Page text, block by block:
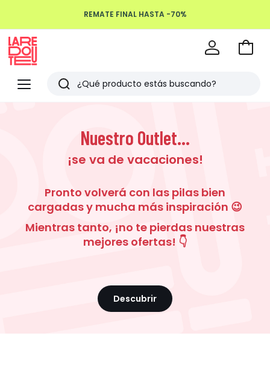
REMATE FINAL HASTA -70%
Menu
Redoute
Buscar
Últimos
vistos
Ir
Nuestro Outlet...
¡se va de vacaciones!
Pronto volverá con las pilas bien
cargadas y mucha más inspiración 😉
Mientras tanto, ¡no te pierdas nuestras
mejores ofertas! 👇
Descubrir